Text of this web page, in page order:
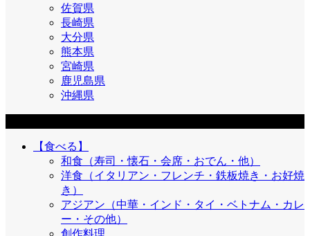
佐賀県
長崎県
大分県
熊本県
宮崎県
鹿児島県
沖縄県
【食べる】
和食（寿司・懐石・会席・おでん・他）
洋食（イタリアン・フレンチ・鉄板焼き・お好焼
き）
アジアン（中華・インド・タイ・ベトナム・カレ
ー・その他）
創作料理